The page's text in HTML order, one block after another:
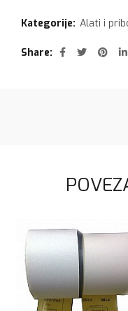
Kategorije: Alati i
Share